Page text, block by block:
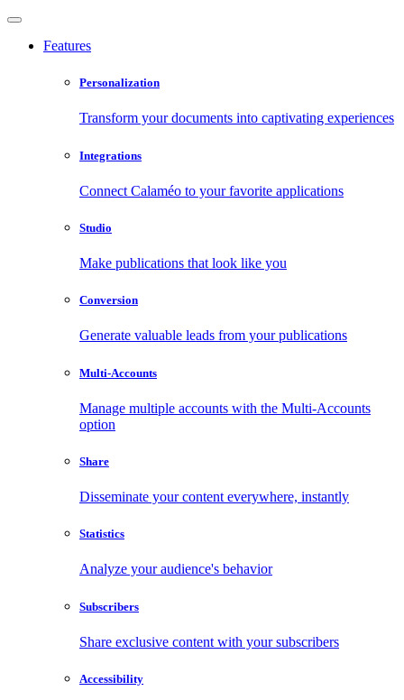
Features
Personalization
Transform your documents into captivating experiences
Integrations
Connect Calaméo to your favorite applications
Studio
Make publications that look like you
Conversion
Generate valuable leads from your publications
Multi-Accounts
Manage multiple accounts with the Multi-Accounts
option
Share
Disseminate your content everywhere, instantly
Statistics
Analyze your audience's behavior
Subscribers
Share exclusive content with your subscribers
Accessibility